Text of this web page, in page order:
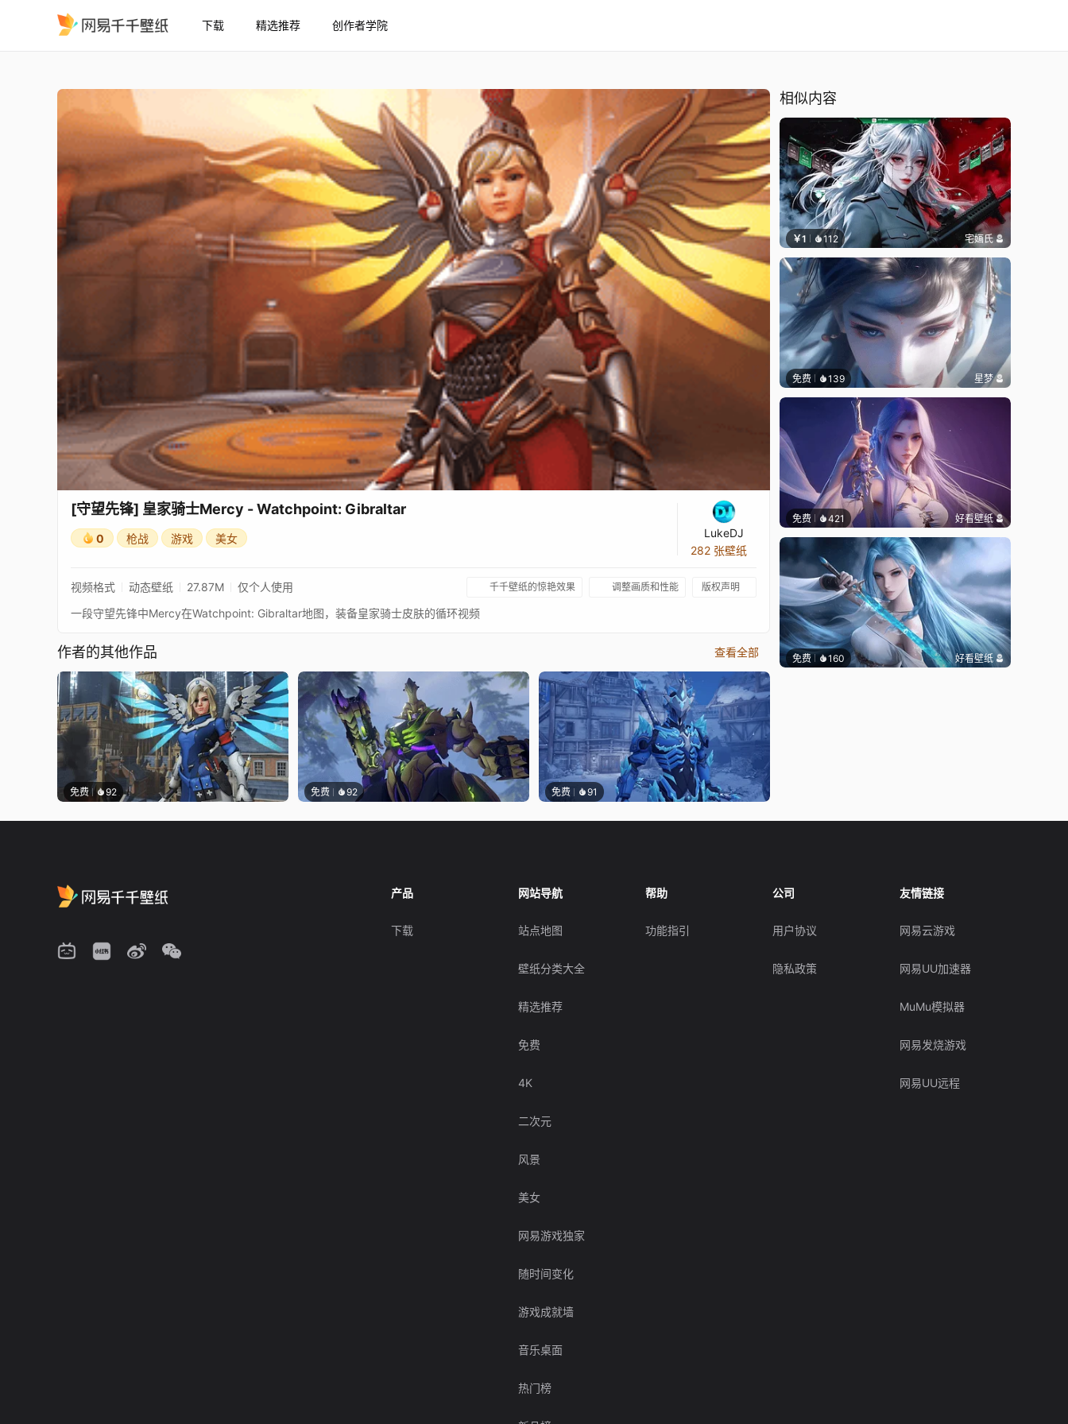
下载 精选推荐 创作者学院
[守望先锋] 皇家骑士Mercy - Watchpoint: Gibraltar
0 枪战 游戏 美女
LukeDJ
282 张壁纸
视频格式 动态壁纸 27.87M 仅个人使用 千千壁纸的惊艳效果 调整画质和性能 版权声明
一段守望先锋中Mercy在Watchpoint: Gibraltar地图，装备皇家骑士皮肤的循环视频
作者的其他作品 查看全部
免费 92 免费 92 免费 91
相似内容
￥1 112 宅婳氏
免费 139 星梦
免费 421 好看壁纸
免费 160 好看壁纸
产品
下载
网站导航
站点地图
壁纸分类大全
精选推荐
免费
4K
二次元
风景
美女
网易游戏独家
随时间变化
游戏成就墙
音乐桌面
热门榜
帮助
功能指引
公司
用户协议
隐私政策
友情链接
网易云游戏
网易UU加速器
MuMu模拟器
网易发烧游戏
网易UU远程